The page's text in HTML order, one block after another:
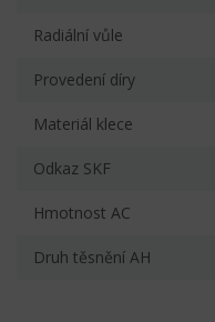
Radiální vůle
Provedení díry
Materiál klece
Odkaz SKF
Hmotnost AC
Druh těsnění AH